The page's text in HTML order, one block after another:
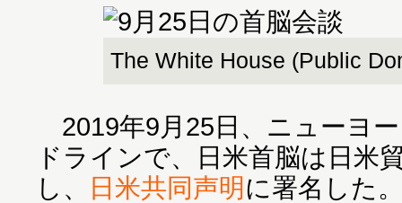
The White House (Public
2019年9月25日、ニューヨ
ドラインで、日米首脳は日米
し、
日米共同声明に署名した